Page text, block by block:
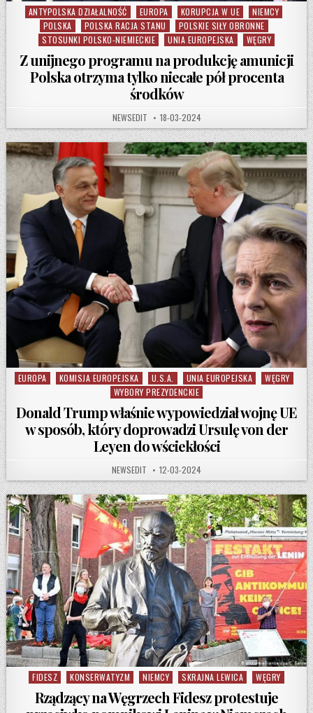
Posted in
ANTYPOLSKA DZIAŁALNOŚĆ EUROPA KORUPCJA W UE
NIEMCY
POLSKA
POLSKA RACJA STANU
POLSKIE SIŁY OBRONNE
STOSUNKI POLSKO-NIEMIECKIE
UNIA EUROPEJSKA WĘGRY
Z unijnego programu na produkcję amunicji
Polska otrzyma tylko niecałe pół procenta
środków
AUTHOR:
NEWSEDIT PUBLISHED DATE:
18-03-2024
Posted in
EUROPA KOMISJA EUROPEJSKA U.S.A. UNIA EUROPEJSKA
WĘGRY
WYBORY PREZYDENCKIE
Donald Trump właśnie wypowiedział wojnę UE
w sposób, który doprowadzi Ursulę von der
Leyen do wściekłości
AUTHOR:
NEWSEDIT PUBLISHED DATE:
12-03-2024
Posted in
FIDESZ KONSERWATYZM NIEMCY SKRAJNA LEWICA WĘGRY
Rządzący na Węgrzech Fidesz protestuje